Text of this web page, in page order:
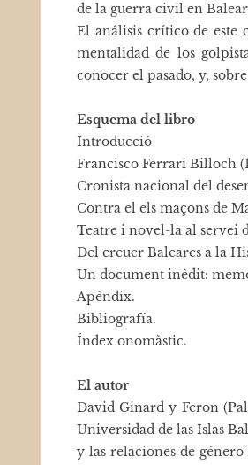
de la guerra civil en
El análisis crítico de
mentalidad de los
conocer el pasado, y,
Esquema del libro
Introducció
Francisco Ferrari Billoch
Cronista nacional del
Contra el els maçons de
Teatre i novel-la al servei
Del creuer Baleares a la
Un document inèdit:
Apèndix.
Bibliografía.
Índex onomàstic.
El autor
David Ginard y Feron
Universidad de las Islas
y las relaciones de